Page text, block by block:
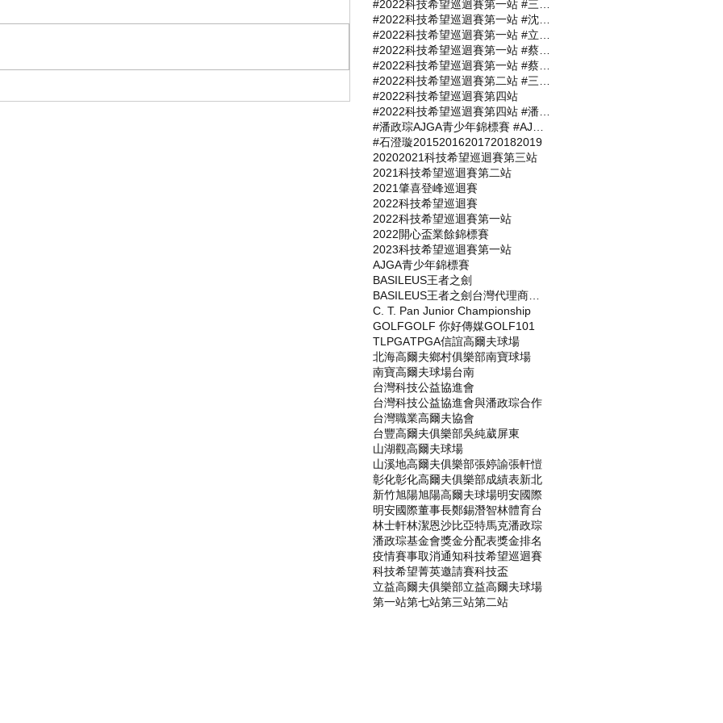
#2022科技希望巡迴賽第四站
#石澄璇20152016201720182019
20202021科技希望巡迴賽第三站
2021科技希望巡迴賽第二站
2021肇喜登峰巡迴賽
2022科技希望巡迴賽
2022科技希望巡迴賽第一站
2022開心盃業餘錦標賽
2023科技希望巡迴賽第一站
AJGA青少年錦標賽
BASILEUS王者之劍
C. T. Pan Junior Championship
GOLFGOLF 你好傳媒GOLF101
TLPGATPGA信誼高爾夫球場
北海高爾夫鄉村俱樂部南寶球場
南寶高爾夫球場台南
台灣科技公益協進會
台灣科技公益協進會與潘政琮合作
台灣職業高爾夫協會
台豐高爾夫俱樂部吳純葳屏東
山湖觀高爾夫球場
山溪地高爾夫俱樂部張婷諭張軒愷
彰化彰化高爾夫俱樂部成績表新北
新竹旭陽旭陽高爾夫球場明安國際
明安國際董事長鄭錫潛智林體育台
林士軒林潔恩沙比亞特馬克潘政琮
潘政琮基金會獎金分配表獎金排名
疫情賽事取消通知科技希望巡迴賽
科技希望菁英邀請賽科技盃
立益高爾夫俱樂部立益高爾夫球場
第一站第七站第三站第二站